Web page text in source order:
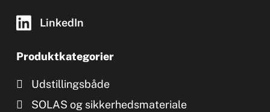
LinkedIn
Produktkategorier
Udstillingsbåde
SOLAS og sikkerhedsmateriale